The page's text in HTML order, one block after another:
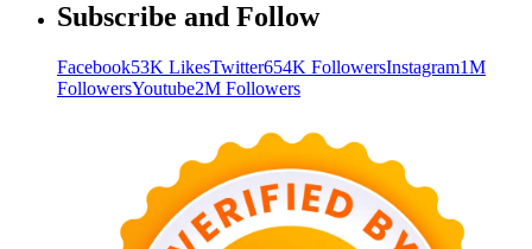
Subscribe and Follow
Facebook53K LikesTwitter654K FollowersInstagram1M
FollowersYoutube2M Followers